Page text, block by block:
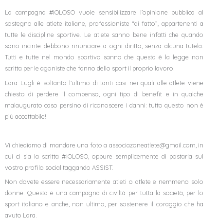
La campagna #IOLOSO vuole sensibilizzare l’opinione pubblica al
sostegno alle atlete italiane, professioniste “di fatto”, appartenenti a
tutte le discipline sportive. Le atlete sanno bene infatti che quando
sono incinte debbono rinunciare a ogni diritto, senza alcuna tutela.
Tutti e tutte nel mondo sportivo sanno che questa è la legge non
scritta per le agoniste che fanno dello sport il proprio lavoro.
Lara Lugli è soltanto l’ultimo di tanti casi nei quali alle atlete viene
chiesto di perdere il compenso, ogni tipo di benefit e in qualche
malaugurato caso persino di riconoscere i danni: tutto questo non è
più accettabile!
Vi chiediamo di mandare una foto a associazoneatlete@gmail.com, in
cui ci sia la scritta #IOLOSO, oppure semplicemente di postarla sul
vostro profilo social taggando ASSIST.
Non dovete essere necessariamente atleti o atlete e nemmeno solo
donne. Questa è una campagna di civiltà per tutta la società, per lo
sport italiano e anche, non ultimo, per sostenere il coraggio che ha
avuto Lara.